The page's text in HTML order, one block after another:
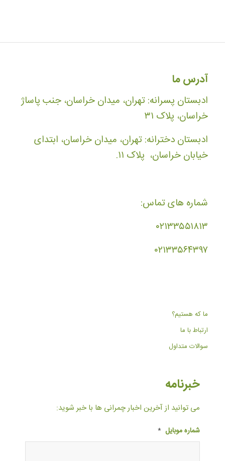
آدرس ما
ادبستان پسرانه: تهران، میدان خراسان، جنب پاساژ
خراسان، پلاک ۳۱
ادبستان دخترانه: تهران، میدان خراسان، ابتدای
خیابان خراسان، پلاک ۱۱.
شماره های تماس:
۰۲۱۳۳۵۵۱۸۱۳
۰۲۱۳۳۵۶۴۳۹۷
ما که هستیم؟
ارتباط با ما
سوالات متداول
خبرنامه
می توانید از آخرین اخبار چمرانی ها با خبر شوید:
شماره موبایل *